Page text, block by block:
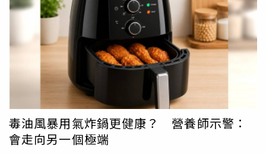
化」，莊可鈞說明，脾胃負責食物消化、水分代謝與營養輸
送，若長期攝取過多甜食、冰品與精緻澱粉 ，容易損傷脾胃
功能，使體內水濕無法正常代謝，逐漸形成「痰濕」。尤其
夏季原本濕熱較盛，如果又大量攝取甜食與冰品，濕氣與熱
邪交雜，就容易形成「濕熱體質」；當濕熱往上熏蒸到臉
部，便可能出現油脂分泌旺盛、毛孔粗大、粉刺增加、痘痘
反覆發炎等情況。手搖飲、冰品吃太多，易助濕生熱莊可鈞
表示，現代手搖飲除了糖分高，還會加入奶精、奶蓋、珍
珠、椰果、布丁等高熱量配料，都會增加身體代謝負擔。從
現代醫學角度來看，高糖飲食會刺激胰島素與IGF-1，也就
是類胰島素生長因子會上升，進而促進皮脂腺分泌，使痘痘
毒油風暴用氣炸鍋更健康？ 營養師示警：
會走向另一個極端